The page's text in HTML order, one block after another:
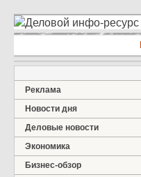
Деловой инфо-ресурс
Реклама
Новости дня
Деловые новости
Экономика
Бизнес-обзор